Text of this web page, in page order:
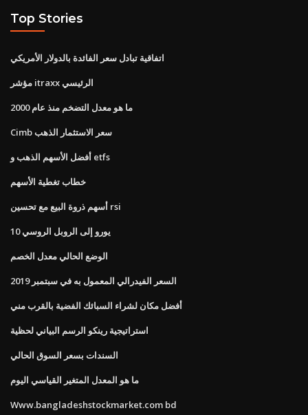
Top Stories
اتفاقية تبادل سعر الفائدة بالدولار الأمريكي
مؤشر itraxx الرئيسي
ما هو معدل التضخم منذ عام 2000
Cimb سعر الاستثمار الذهب
أفضل الأسهم الذهب و etfs
خطاب تغطية الأسهم
أسهم ذروة البيع مع تحسين rsi
10 يورو إلى الروبل الروسي
الوضع الحالي معدل الخصم
السعر الفيدرالي المعمول به في سبتمبر 2019
أفضل مكان لشراء السبائك الفضية بالقرب مني
استراتيجية رينكو الرسم البياني لحظية
السندات بسعر السوق الحالي
ما هو المعدل المتغير القياسي اليوم
Www.bangladeshstockmarket.com bd